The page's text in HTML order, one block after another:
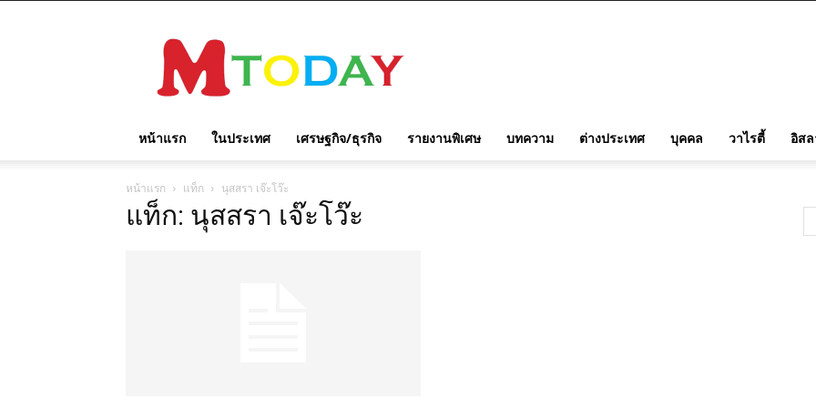
TODAY
หน้าแรก ในประเทศ เศรษฐกิจ/ธุรกิจ รายงานพิเศษ บทความ ต่างประเทศ บุคคล วาไรตี้ อิส
หน้าแรก แท็ก นุสสรา เจ๊ะโว๊ะ
แท็ก: นุสสรา เจ๊ะโว๊ะ